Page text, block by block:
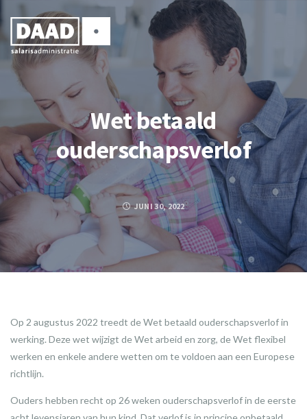
Wet betaald
ouderschapsverlof
JUNI 30, 2022
Op 2 augustus 2022 treedt de Wet betaald ouderschapsverlof in
werking. Deze wet wijzigt de Wet arbeid en zorg, de Wet flexibel
werken en enkele andere wetten om te voldoen aan een Europese
richtlijn.
Ouders hebben recht op 26 weken ouderschapsverlof in de eerste